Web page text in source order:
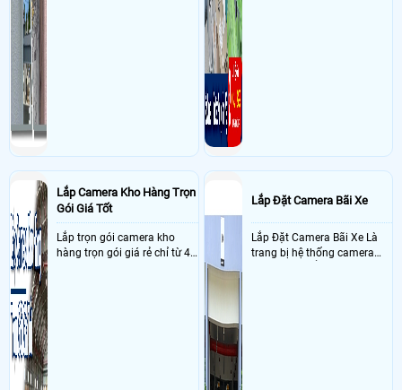
Lắp Camera Kho Hàng Trọn
Gói Giá Tốt
Lắp trọn gói camera kho
hàng trọn gói giá rẻ chỉ từ 4
Lắp Đặt Camera Bãi Xe
Lắp Đặt Camera Bãi Xe Là
trang bị hệ thống camera